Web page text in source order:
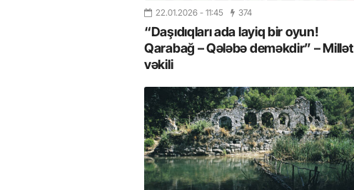
22.01.2026 - 11:45 374
“Daşıdıqları ada layiq bir oyun!
Qarabağ – Qələbə deməkdir” – Millət
vəkili